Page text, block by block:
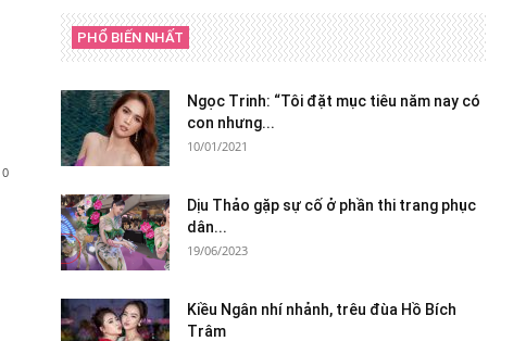
0
PHỔ BIẾN NHẤT
Ngọc Trinh: “Tôi đặt mục tiêu năm nay có
con nhưng...
10/01/2021
Dịu Thảo gặp sự cố ở phần thi trang phục
dân...
19/06/2023
Kiều Ngân nhí nhảnh, trêu đùa Hồ Bích
Trâm